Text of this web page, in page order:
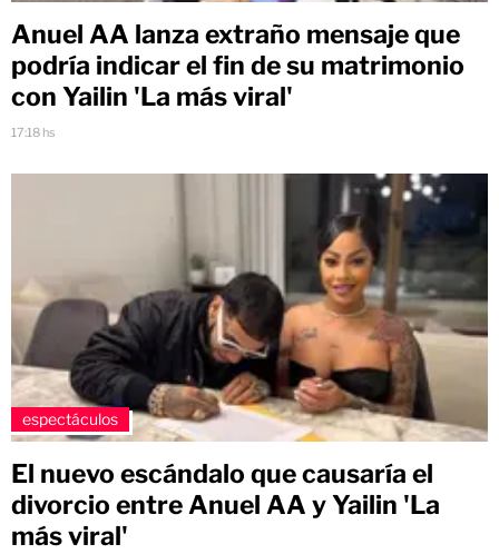
Anuel AA lanza extraño mensaje que
podría indicar el fin de su matrimonio
con Yailin 'La más viral'
17:18 hs
espectáculos
El nuevo escándalo que causaría el
divorcio entre Anuel AA y Yailin 'La
más viral'